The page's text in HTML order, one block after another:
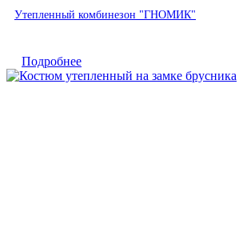
Утепленный комбинезон "ГНОМИК"
Подробнее